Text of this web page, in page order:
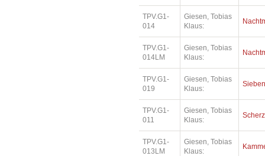
TPV.G1-
014
Giesen, Tobias
Klaus:
TPV.G1-
014LM
Giesen, Tobias
Klaus:
TPV.G1-
019
Giesen, Tobias
Klaus:
TPV.G1-
011
Giesen, Tobias
Klaus:
TPV.G1-
013LM
Giesen, Tobias
Klaus: